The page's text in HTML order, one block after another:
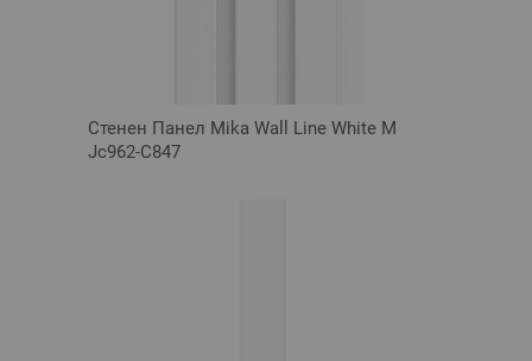
Стенен Панел Mika Wall Line White M
Jc962-C847